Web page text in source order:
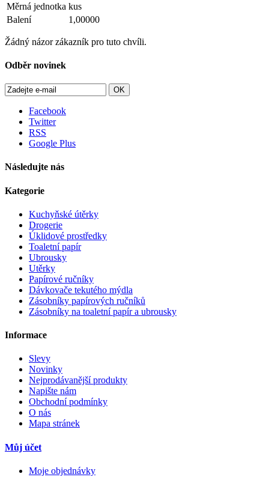
Měrná jednotka kus
Balení
1,00000
Žádný názor zákazník pro tuto chvíli.
Odběr novinek
OK
Facebook
Twitter
RSS
Google Plus
Následujte nás
Kategorie
Kuchyňské útěrky
Drogerie
Úklidové prostředky
Toaletní papír
Ubrousky
Utěrky
Papírové ručníky
Dávkovače tekutého mýdla
Zásobníky papírových ručníků
Zásobníky na toaletní papír a ubrousky
Informace
Slevy
Novinky
Nejprodávanější produkty
Napište nám
Obchodní podmínky
O nás
Mapa stránek
Můj účet
Moje objednávky